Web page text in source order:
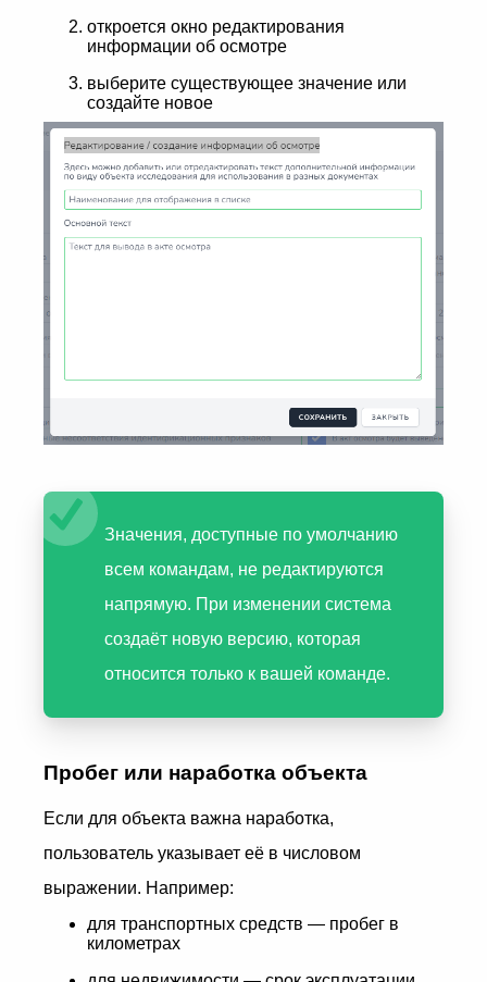
откроется окно редактирования
информации об осмотре
выберите существующее значение или
создайте новое
Значения, доступные по умолчанию
всем командам, не редактируются
напрямую. При изменении система
создаёт новую версию, которая
относится только к вашей команде.
Пробег или наработка объекта
Если для объекта важна наработка,
пользователь указывает её в числовом
выражении. Например:
для транспортных средств — пробег в
километрах